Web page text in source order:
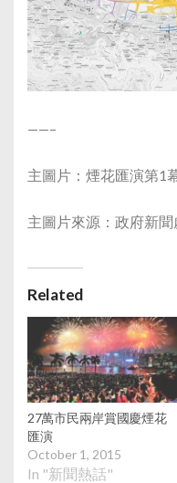
——–
主圖片：煙花匯演第1
主圖片來源：政府新聞
Related
27萬市民兩岸賞國慶煙花
匯演
October 1, 2015
In "新聞熱話"